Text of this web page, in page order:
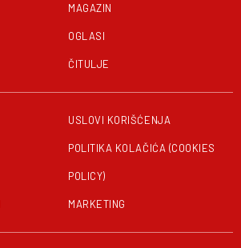
MAGAZIN
OGLASI
ČITULJE
USLOVI KORIŠĆENJA
POLITIKA KOLAČIĆA (COOKIES
POLICY)
MARKETING